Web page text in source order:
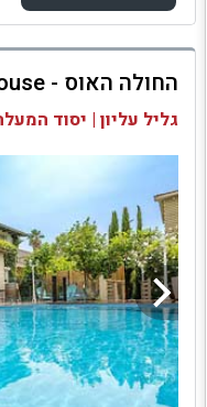
למתחם זה
בדיקת זמינות ומחירים
החולה האוס - Hula house
גליל עליון | יסוד